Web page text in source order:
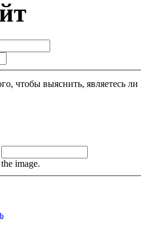
ли Вы человеком или представляете из себя робота
image.